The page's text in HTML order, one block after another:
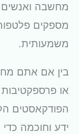
מחשבה ואנשים
מספקים
משמעותית.
בין אם אתם
או
הפודקאסטים
ידע וחוכמה